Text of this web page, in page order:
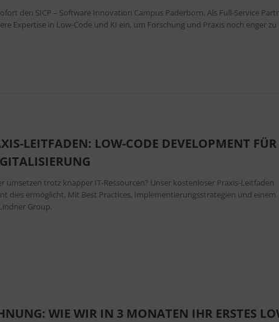
den SICP – Software Innovation Campus Paderborn. Als Full-Service
Expertise in Low-Code und KI ein, um Forschung und Praxis noch enger zu
LEITFADEN: LOW-CODE DEVELOPMENT FÜR
umsetzen trotz knapper IT-Ressourcen? Unser kostenloser Praxis-Leitfaden
dies ermöglicht. Mit Best Practices, Implementierungsstrategien und einem
Group.
WIE WIR IN 3 MONATEN IHR ERSTES